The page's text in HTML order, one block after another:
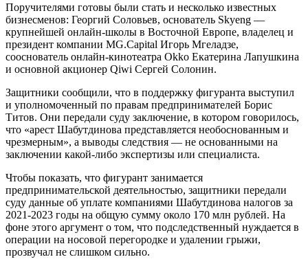
Поручителями готовы были стать и несколько известных
бизнесменов: Георгий Соловьев, основатель Skyeng —
крупнейшей онлайн-школы в Восточной Европе, владелец и
президент компании MG.Capital Игорь Мгеладзе,
сооснователь онлайн-кинотеатра Okko Екатерина Лапушкина
и основной акционер Qiwi Сергей Солонин.
Защитники сообщили, что в поддержку фигуранта выступил
и уполномоченный по правам предпринимателей Борис
Титов. Они передали суду заключение, в котором говорилось,
что «арест Шабутдинова представляется необоснованным и
чрезмерным», а выводы следствия — не основанными на
заключении какой-либо экспертизы или специалиста.
Чтобы показать, что фигурант занимается
предпринимательской деятельностью, защитники передали
суду данные об уплате компаниями Шабутдинова налогов за
2021-2023 годы на общую сумму около 170 млн рублей. На
фоне этого аргумент о том, что подследственный нуждается в
операции на носовой перегородке и удалении грыжи,
прозвучал не слишком сильно.